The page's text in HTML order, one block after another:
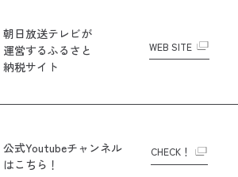
朝日放送テレビが
運営するふるさと
納税サイト
WEB SITE
公式Youtubeチャンネル
はこちら！
CHECK！